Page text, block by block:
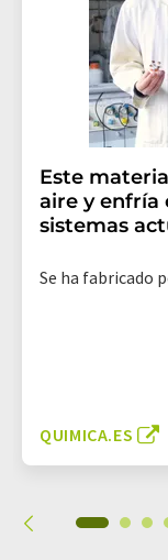
Este
aire y enfría
sistemas
Se ha fabricado
QUIMICA.ES